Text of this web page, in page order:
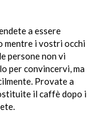
a essere
mentre i vostri occhi
persone non vi
per convincervi, ma
Provate a
il caffè dopo i